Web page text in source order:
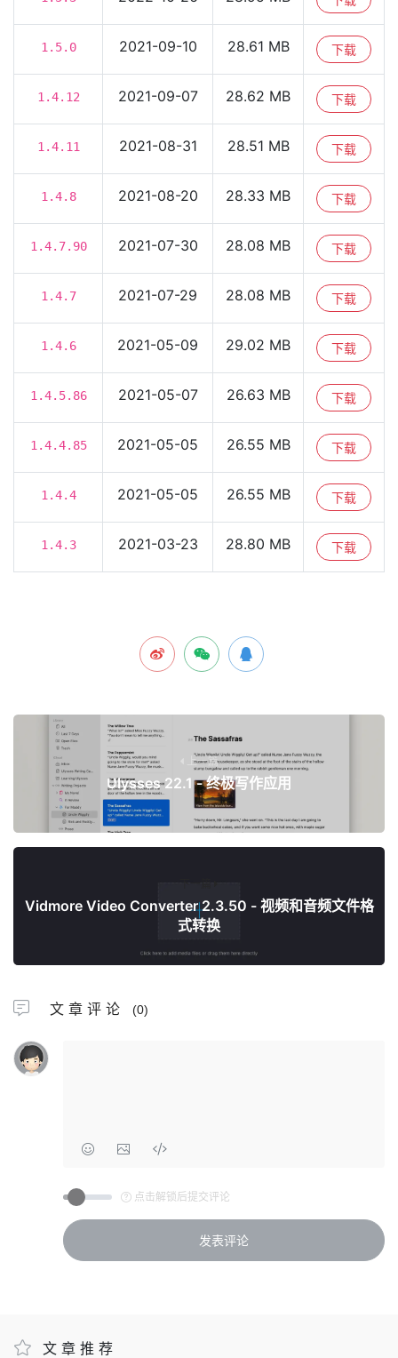
1.5.0 2021-09-10 28.61 MB 下载
1.4.12 2021-09-07 28.62 MB 下载
1.4.11 2021-08-31 28.51 MB 下载
1.4.8 2021-08-20 28.33 MB 下载
1.4.7.90 2021-07-30 28.08 MB 下载
1.4.7 2021-07-29 28.08 MB 下载
1.4.6 2021-05-09 29.02 MB 下载
1.4.5.86 2021-05-07 26.63 MB 下载
1.4.4.85 2021-05-05 26.55 MB 下载
1.4.4 2021-05-05 26.55 MB 下载
1.4.3 2021-03-23 28.80 MB 下载
上一篇
Ulysses 22.1 - 终极写作应用
下一篇
Vidmore Video Converter 2.3.50 - 视频和音频文件格
式转换
文章评论 (0)
点击解锁后提交评论
文章推荐